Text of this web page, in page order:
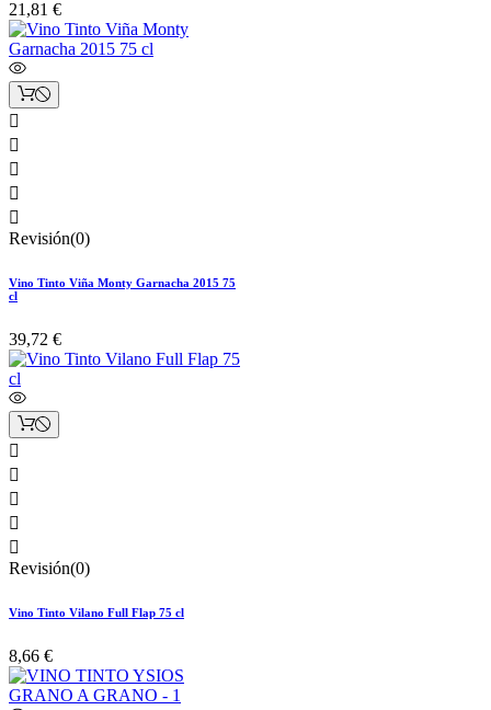
21,81 €





Revisión(0)
Vino Tinto Viña Monty Garnacha 2015 75
cl
39,72 €





Revisión(0)
Vino Tinto Vilano Full Flap 75 cl
8,66 €